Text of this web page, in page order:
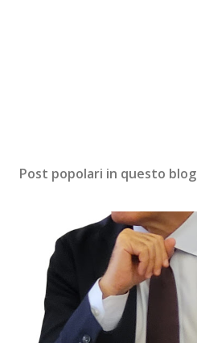
Post popolari in questo blog